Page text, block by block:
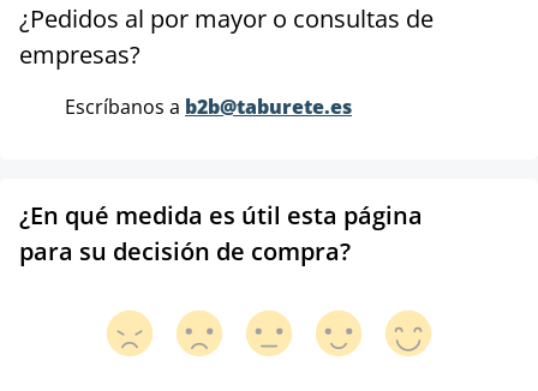
¿Pedidos al por mayor o consultas de
empresas?
Escríbanos a b2b@taburete.es
¿En qué medida es útil esta página
para su decisión de compra?